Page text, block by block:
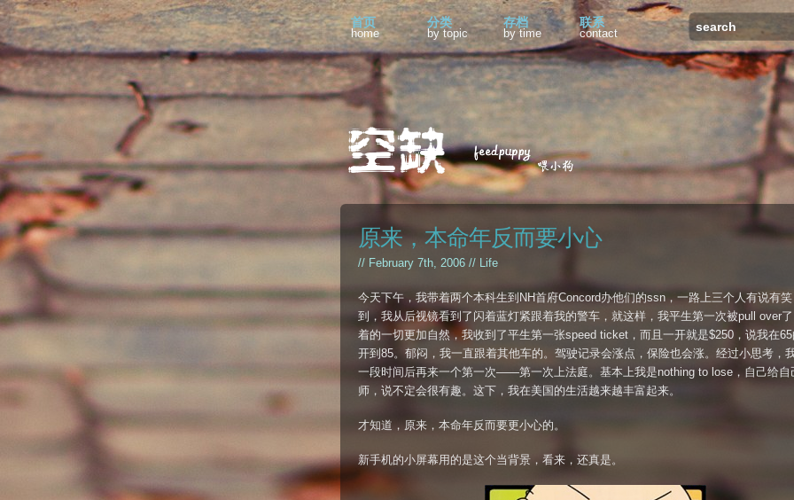
首页
home
分类
by topic
存档
by time
联系
contact
原来，本命年反而要小心
// February 7th, 2006 // Life
今天下午，我带着两个本科生到NH首府Concord办他们的ssn，一路上三个人有说有
到，我从后视镜看到了闪着蓝灯紧跟着我的警车，就这样，我平生第一次被pull over
着的一切更加自然，我收到了平生第一张speed ticket，而且一开就是$250，说我在
开到85。郁闷，我一直跟着其他车的。驾驶记录会涨点，保险也会涨。经过小思考，
一段时间后再来一个第一次——第一次上法庭。基本上我是nothing to lose，自己给自
师，说不定会很有趣。这下，我在美国的生活越来越丰富起来。
才知道，原来，本命年反而要更小心的。
新手机的小屏幕用的是这个当背景，看来，还真是。